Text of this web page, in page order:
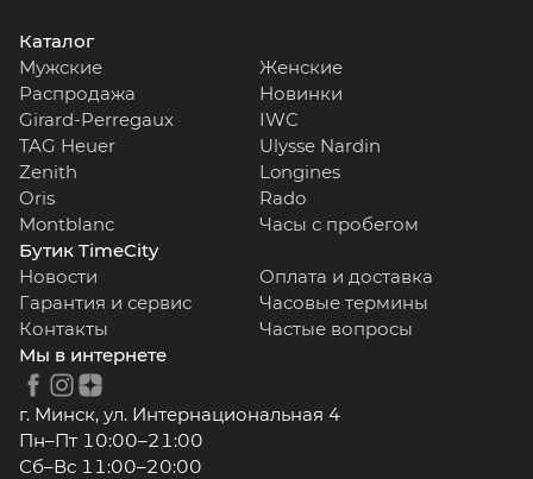
Каталог
Мужские
Женские
Распродажа
Новинки
Girard-Perregaux
IWC
TAG Heuer
Ulysse Nardin
Zenith
Longines
Oris
Rado
Montblanc
Часы с пробегом
Бутик TimeCity
Новости
Оплата и доставка
Гарантия и сервис
Часовые термины
Контакты
Частые вопросы
Мы в интернете
г. Минск, ул. Интернациональная 4
Пн–Пт 10:00–21:00
Сб–Вс 11:00–20:00